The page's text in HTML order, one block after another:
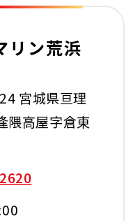
ワイパー
リン荒浜
宮城県亘理
隈高屋字倉東